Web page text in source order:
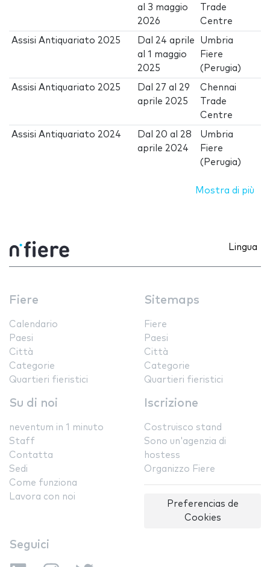
al 3 maggio
2026
Trade
Centre
Assisi Antiquariato 2025 Dal 24 aprile
al1 maggio
2025
Umbria
Fiere
(Perugia)
Assisi Antiquariato 2025 Dal 27 al 29
aprile 2025
Chennai
Trade
Centre
Assisi Antiquariato 2024 Dal 20 al 28
aprile 2024
Umbria
Fiere
(Perugia)
Mostra di più
Lingua
Fiere
Calendario
Paesi
Città
Categorie
Quartieri fieristici
Sitemaps
Fiere
Paesi
Città
Categorie
Quartieri fieristici
Su di noi
neventum in 1 minuto
Staff
Contatta
Sedi
Come funziona
Lavora con noi
Iscrizione
Costruisco stand
Sono un'agenzia di
hostess
Organizzo Fiere
Preferencias de
Cookies
Seguici